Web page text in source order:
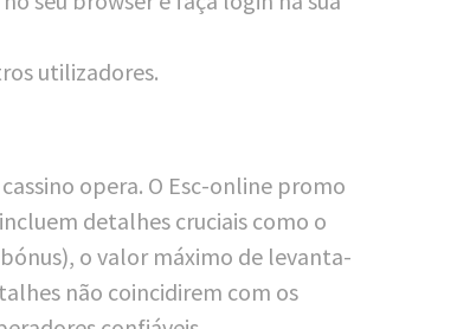
utilizadores.
ope­ra. O Esc-online pro­mo
detal­hes cru­ci­ais como o
bónus), o valor máxi­mo de levan­ta­
não coin­ci­di­rem com os